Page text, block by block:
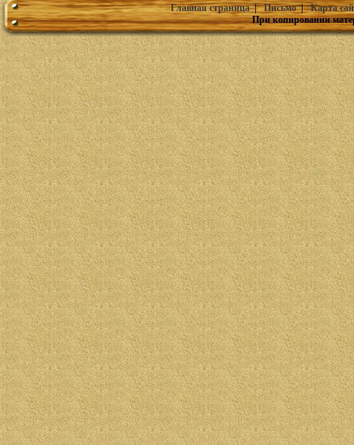
Главная страница|Письмо|Карта
При копировании